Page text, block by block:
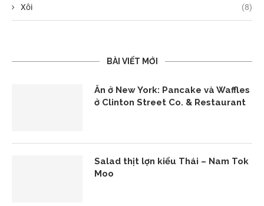
Xôi (8)
BÀI VIẾT MỚI
Ăn ở New York: Pancake và Waffles
ở Clinton Street Co. & Restaurant
Salad thịt lợn kiểu Thái – Nam Tok
Moo